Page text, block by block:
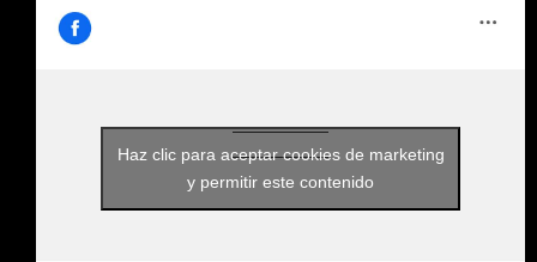
Haz clic para aceptar cookies de marketing
y permitir este contenido